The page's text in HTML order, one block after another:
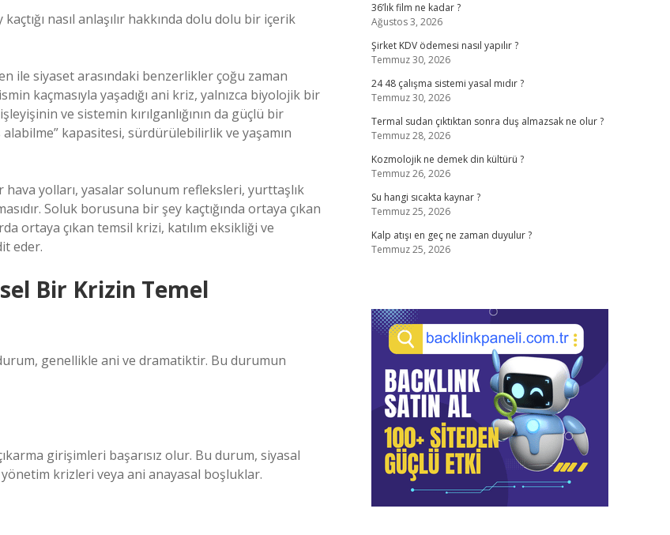
nasıl anlaşılır hakkında dolu dolu bir içerik
ile siyaset arasındaki benzerlikler çoğu zaman
kaçmasıyla yaşadığı ani kriz, yalnızca biyolojik bir
ve sistemin kırılganlığının da güçlü bir
kapasitesi, sürdürülebilirlik ve yaşamın
yolları, yasalar solunum refleksleri, yurttaşlık
Soluk borusuna bir şey kaçtığında ortaya çıkan
ortaya çıkan temsil krizi, katılım eksikliği ve
eder.
Bir Krizin Temel
genellikle ani ve dramatiktir. Bu durumun
girişimleri başarısız olur. Bu durum, siyasal
krizleri veya ani anayasal boşluklar.
36’lık film ne kadar ?
Ağustos 3, 2026
Şirket KDV ödemesi nasıl yapılır ?
Temmuz 30, 2026
24 48 çalışma sistemi yasal mıdır ?
Temmuz 30, 2026
Termal sudan çıktıktan sonra duş almazsak ne olur ?
Temmuz 28, 2026
Kozmolojik ne demek din kültürü ?
Temmuz 26, 2026
Su hangi sıcakta kaynar ?
Temmuz 25, 2026
Kalp atışı en geç ne zaman duyulur ?
Temmuz 25, 2026